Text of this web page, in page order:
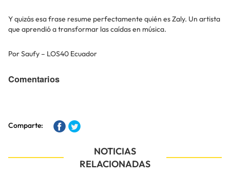
Y quizás esa frase resume perfectamente quién es Zaly. Un artista
que aprendió a transformar las caídas en música.
Por Saufy – LOS40 Ecuador
Comentarios
Comparte:
NOTICIAS
RELACIONADAS